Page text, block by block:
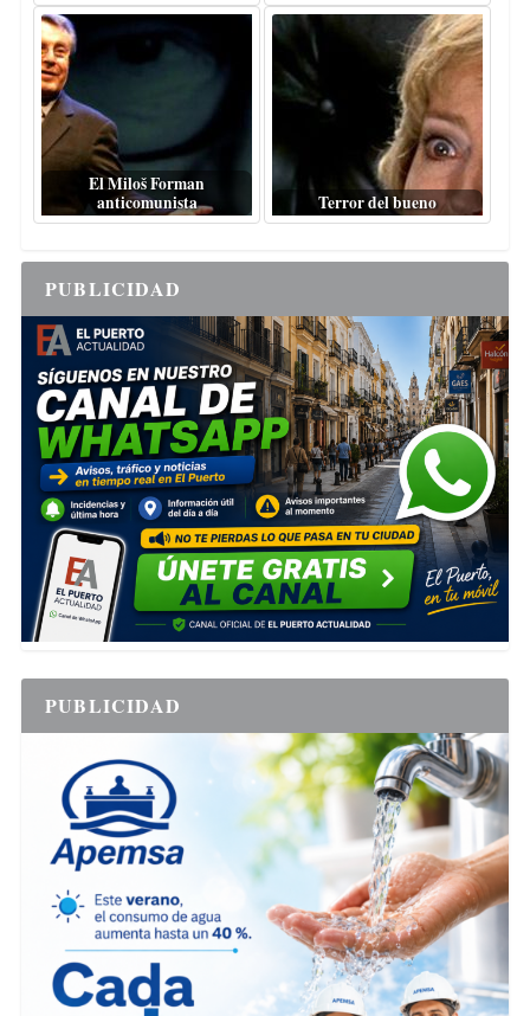
El Miloš Forman
anticomunista
Terror del bueno
PUBLICIDAD
PUBLICIDAD